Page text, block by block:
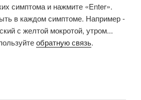
симптома и нажмите «Enter».
в каждом симптоме. Например -
с желтой мокротой, утром...
обратную связь.